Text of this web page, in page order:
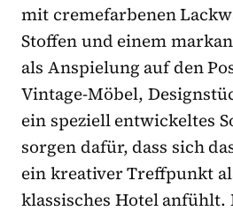
mit cremefarbenen
Stoffen und einem
als Anspielung auf den
Vintage-Möbel,
ein speziell entwickeltes
sorgen dafür, dass sich
ein kreativer Treffpunkt
klassisches Hotel